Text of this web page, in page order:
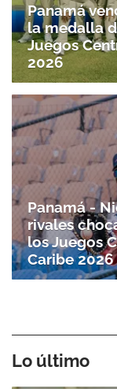
Panamá
la medalla
Juegos
2026
Panamá -
rivales
los Juegos
Caribe 2026
Lo último